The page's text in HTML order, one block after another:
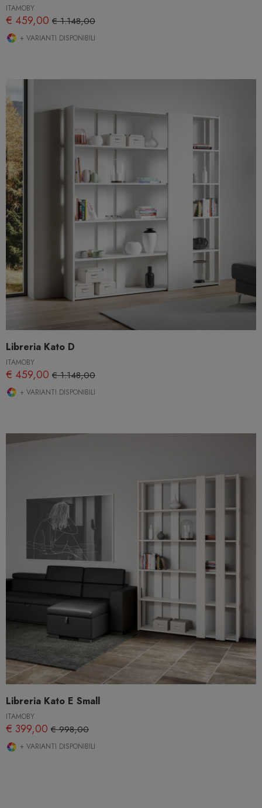
ITAMOBY
€ 459,00 € 1.148,00
+ VARIANTI DISPONIBILI
Libreria Kato D
ITAMOBY
€ 459,00 € 1.148,00
+ VARIANTI DISPONIBILI
Libreria Kato E Small
ITAMOBY
€ 399,00 € 998,00
+ VARIANTI DISPONIBILI